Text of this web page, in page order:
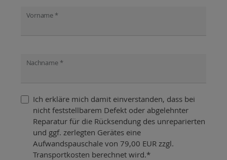
Vorname *
Nachname *
Ich erkläre mich damit einverstanden, dass bei
nicht feststellbarem Defekt oder abgelehnter
Reparatur für die Rücksendung des unreparierten
und ggf. zerlegten Gerätes eine
Aufwandspauschale von 79,00 EUR zzgl.
Transportkosten berechnet wird.*